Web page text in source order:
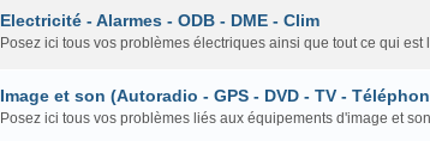
Electricité - Alarmes - ODB - DME - Clim
Posez ici tous vos problèmes électriques ainsi que tout ce qui est
Image et son (Autoradio - GPS - DVD - TV -
Posez ici tous vos problèmes liés aux équipements d'image et